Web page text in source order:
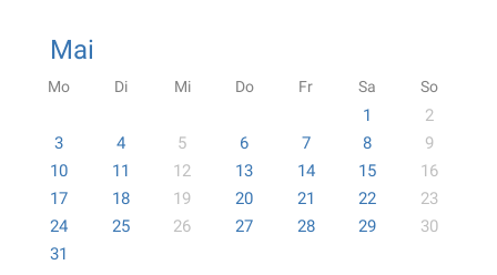
Mai
Mo Di Mi Do Fr Sa So
1
2
3
4 5 6 7 8
9
10
11 12 13 14 15
16
17
18 19 20 21 22
23
24
25 26 27 28 29
30
31